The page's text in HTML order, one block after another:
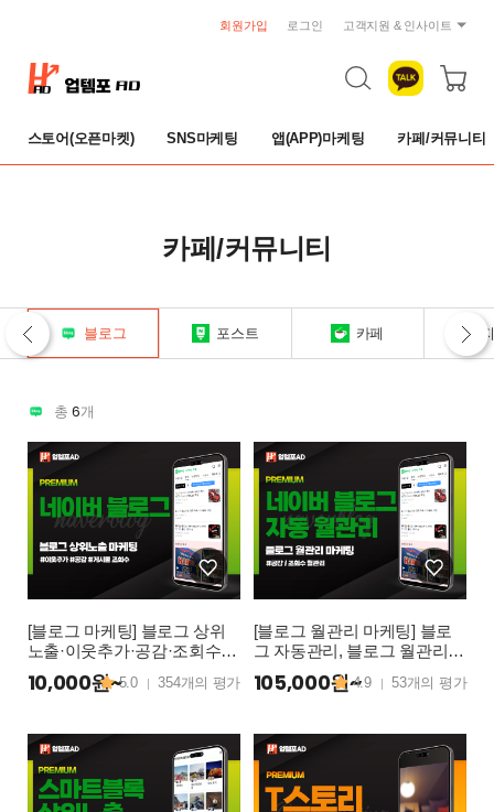
회원가입 로그인 고객지원 & 인사이트
공지사항
트렌드 리포트
1:1 문의
스토어(오픈마켓) SNS마케팅 앱(APP)마케팅 카페/커뮤니티
카페/커뮤니티
블로그 포스트 카페
총6개
[블로그 마케팅] 블로그 상위
노출·이웃추가·공감·조회수·
블로그 최적화(C-Rank/D.I.A)·
방문자 활성화
10,000원~5.0 | 354개의 평가
[블로그 월관리 마케팅] 블로
그 자동관리, 블로그 월관리,
블로그 관리, 블로그 방문자
자동 관리, 블로그 조회수 관
105,000원~4.9 | 53개의 평가